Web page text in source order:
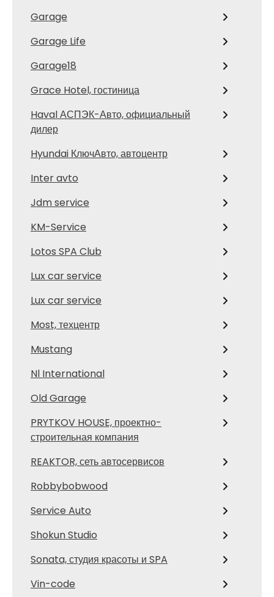
Garage
Garage Life
Garage18
Grace Hotel, гостиница
Haval АСПЭК-Авто, официальный
дилер
Hyundai КлючАвто, автоцентр
Inter avto
Jdm service
KM-Service
Lotos SPA Club
Lux car service
Lux car service
Most, техцентр
Mustang
Nl International
Old Garage
PRYTKOV HOUSE, проектно-
строительная компания
REAKTOR, сеть автосервисов
Robbybobwood
Service Auto
Shokun Studio
Sonata, студия красоты и SPA
Vin-code